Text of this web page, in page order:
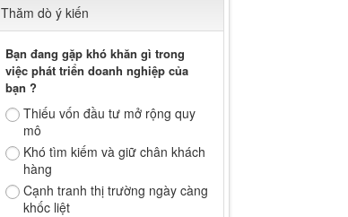
Thăm dò ý kiến
Bạn đang gặp khó khăn gì trong
việc phát triển doanh nghiệp của
bạn ?
Thiếu vốn đầu tư mở rộng quy
mô
Khó tìm kiếm và giữ chân khách
hàng
Cạnh tranh thị trường ngày càng
khốc liệt